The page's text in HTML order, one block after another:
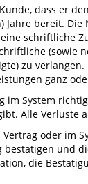
dass er
bereit.
schriftliche
zu
ganz
im System
Alle Verluste
oder im
und
die